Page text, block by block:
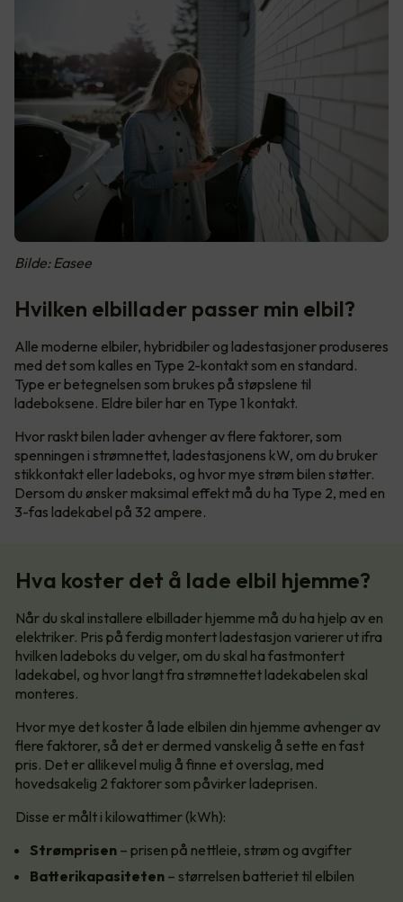
Bilde: Easee
Hvilken elbillader passer min elbil?
Alle moderne elbiler, hybridbiler og ladestasjoner produseres
med det som kalles en Type 2-kontakt som en standard.
Type er betegnelsen som brukes på støpslene til
ladeboksene. Eldre biler har en Type 1 kontakt.
Hvor raskt bilen lader avhenger av flere faktorer, som
spenningen i strømnettet, ladestasjonens kW, om du bruker
stikkontakt eller ladeboks, og hvor mye strøm bilen støtter.
Dersom du ønsker maksimal effekt må du ha Type 2, med en
3-fas ladekabel på 32 ampere.
Hva koster det å lade elbil hjemme?
Når du skal installere elbillader hjemme må du ha hjelp av en
elektriker. Pris på ferdig montert ladestasjon varierer ut ifra
hvilken ladeboks du velger, om du skal ha fastmontert
ladekabel, og hvor langt fra strømnettet ladekabelen skal
monteres.
Hvor mye det koster å lade elbilen din hjemme avhenger av
flere faktorer, så det er dermed vanskelig å sette en fast
pris. Det er allikevel mulig å finne et overslag, med
hovedsakelig 2 faktorer som påvirker ladeprisen.
Disse er målt i kilowattimer (kWh):
Strømprisen – prisen på nettleie, strøm og avgifter
Batterikapasiteten – størrelsen batteriet til elbilen